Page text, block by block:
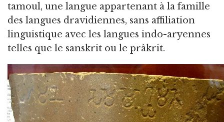
tamoul, une langue appartenant à la famille
des langues dravidiennes, sans affiliation
linguistique avec les langues indo-aryennes
telles que le sanskrit ou le prâkrit.